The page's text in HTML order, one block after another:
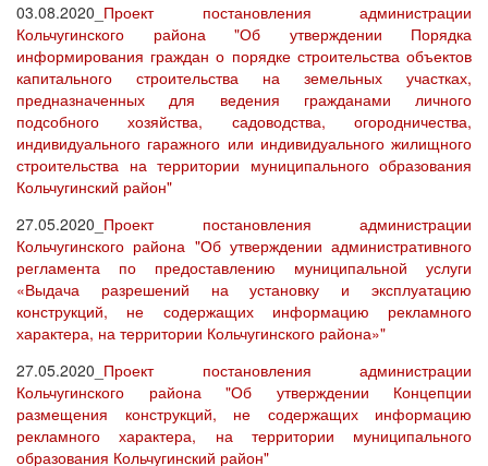
03.08.2020_ Проект постановления администрации
Кольчугинского района "Об утверждении Порядка
информирования граждан о порядке строительства объектов
капитального строительства на земельных участках,
предназначенных для ведения гражданами личного
подсобного хозяйства, садоводства, огородничества,
индивидуального гаражного или индивидуального жилищного
строительства на территории муниципального образования
Кольчугинский район"
27.05.2020_ Проект постановления администрации
Кольчугинского района "Об утверждении административного
регламента по предоставлению муниципальной услуги
«Выдача разрешений на установку и эксплуатацию
конструкций, не содержащих информацию рекламного
характера, на территории Кольчугинского района»"
27.05.2020_ Проект постановления администрации
Кольчугинского района "Об утверждении Концепции
размещения конструкций, не содержащих информацию
рекламного характера, на территории муниципального
образования Кольчугинский район"